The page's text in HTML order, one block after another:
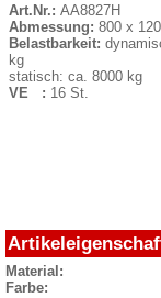
Art.Nr.: AA8827H
Abmessung: 800 x
Belastbarkeit:
kg
statisch: ca. 8000 kg
VE : 16 St.
Material:
Farbe: